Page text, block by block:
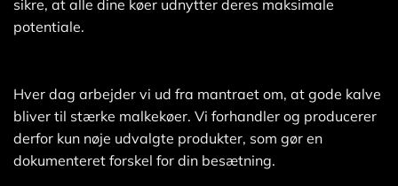
sikre, at alle dine køer udnytter deres maksimale
potentiale.
Hver dag arbejder vi ud fra mantraet om, at gode kalve
bliver til stærke malkekøer. Vi forhandler og producerer
derfor kun nøje udvalgte produkter, som gør en
dokumenteret forskel for din besætning.